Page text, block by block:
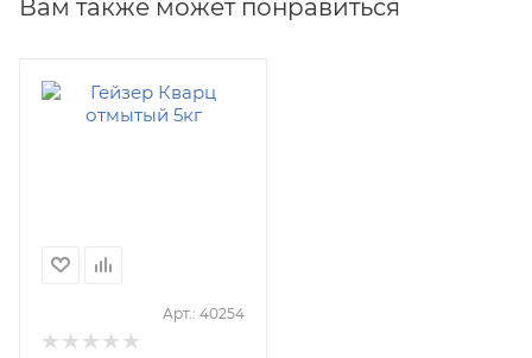
Вам также может понравиться
Арт.: 40254